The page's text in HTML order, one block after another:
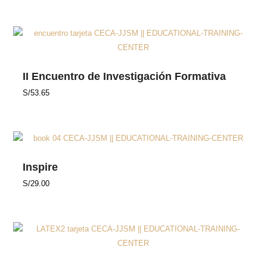
II Encuentro de Investigación Formativa
S/53.65
Inspire
S/29.00